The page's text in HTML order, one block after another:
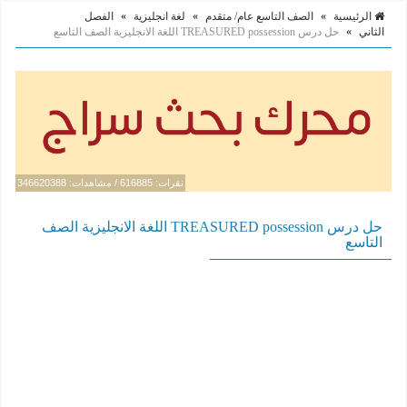
الرئيسية » الصف التاسع عام/ متقدم » لغة انجليزية »
الفصل
الثاني » حل درس TREASURED possession اللغة الانجليزية الصف التاسع
نقرات: 616885 / مشاهدات: 346620388
حل درس TREASURED possession اللغة الانجليزية الصف
التاسع